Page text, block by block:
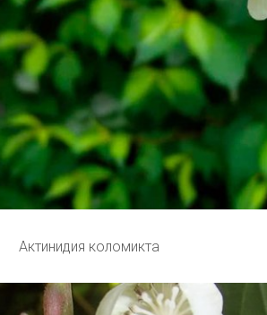
Актинидия коломикта